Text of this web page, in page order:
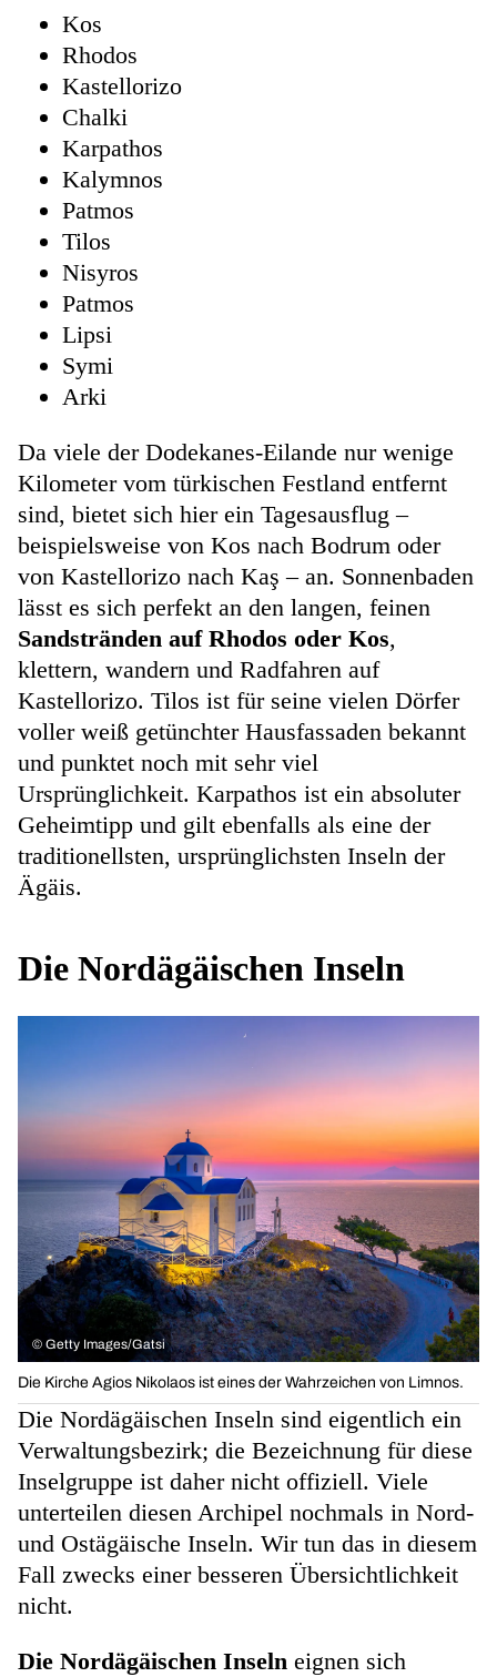
Kos
Rhodos
Kastellorizo
Chalki
Karpathos
Kalymnos
Patmos
Tilos
Nisyros
Patmos
Lipsi
Symi
Arki
Da viele der Dodekanes-Eilande nur wenige
Kilometer vom türkischen Festland entfernt
sind, bietet sich hier ein Tagesausflug –
beispielsweise von Kos nach Bodrum oder
von Kastellorizo nach Kaş – an. Sonnenbaden
lässt es sich perfekt an den langen, feinen
Sandstränden auf Rhodos oder Kos,
klettern, wandern und Radfahren auf
Kastellorizo. Tilos ist für seine vielen Dörfer
voller weiß getünchter Hausfassaden bekannt
und punktet noch mit sehr viel
Ursprünglichkeit. Karpathos ist ein absoluter
Geheimtipp und gilt ebenfalls als eine der
traditionellsten, ursprünglichsten Inseln der
Ägäis.
Die Nordägäischen Inseln
© Getty Images/Gatsi
Die Kirche Agios Nikolaos ist eines der Wahrzeichen von Limnos.
Die Nordägäischen Inseln sind eigentlich ein
Verwaltungsbezirk; die Bezeichnung für diese
Inselgruppe ist daher nicht offiziell. Viele
unterteilen diesen Archipel nochmals in Nord-
und Ostägäische Inseln. Wir tun das in diesem
Fall zwecks einer besseren Übersichtlichkeit
nicht.
Die Nordägäischen Inseln eignen sich